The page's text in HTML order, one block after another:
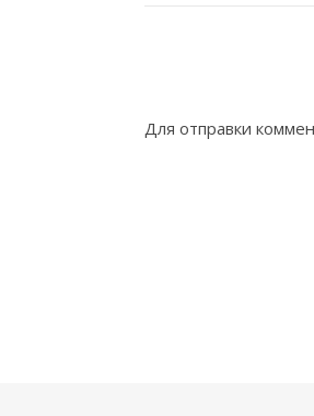
Для отправки